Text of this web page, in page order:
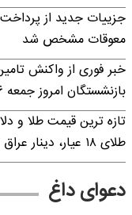
جزییات جدید از
معوقات مشخص شد
خبر فوری از واکنش
بازنشستگان امروز جمعه ۱۶ مرداد ۱۴۰۵
طلای ۱۸ عیار، دینار عراق و ارز دیجیتال +جدول (آنلاین)
دعوای داغ